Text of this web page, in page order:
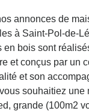
annonces de
à Saint-Pol-de-
en bois sont
et conçus par un
et son
souhaitiez une
grande (100m2